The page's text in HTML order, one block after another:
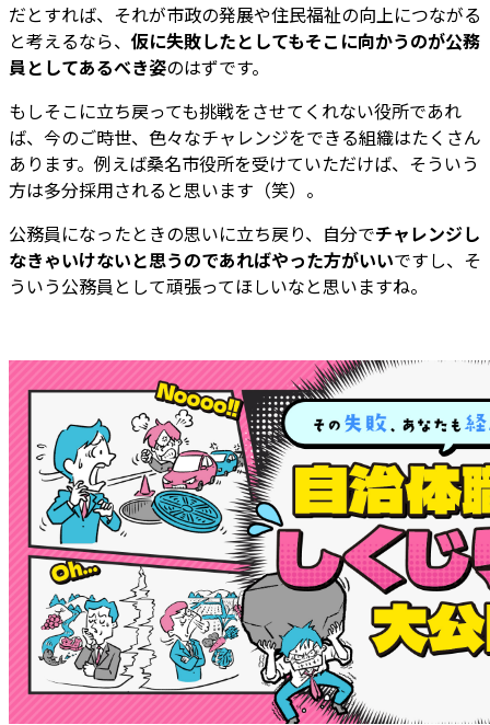
だとすれば、それが市政の発展や住民福祉の向上につながる
と考えるなら、 仮に失敗したとしてもそこに向かうのが公務
員としてあるべき姿のはずです。
もしそこに立ち戻っても挑戦をさせてくれない役所であれ
ば、今のご時世、色々なチャレンジをできる組織はたくさん
あります。例えば桑名市役所を受けていただけば、そういう
方は多分採用されると思います（笑）。
公務員になったときの思いに立ち戻り、自分でチャレンジし
なきゃいけないと思うのであればやった方がいいですし、そ
ういう公務員として頑張ってほしいなと思いますね。